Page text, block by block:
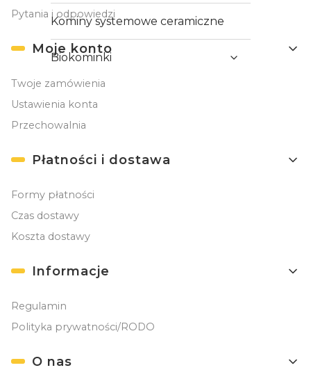
Kominy systemowe ceramiczne
Biokominki
Pytania i odpowiedzi
Moje konto
Twoje zamówienia
Ustawienia konta
Przechowalnia
Płatności i dostawa
Formy płatności
Czas dostawy
Koszta dostawy
Informacje
Regulamin
Polityka prywatności/RODO
O nas